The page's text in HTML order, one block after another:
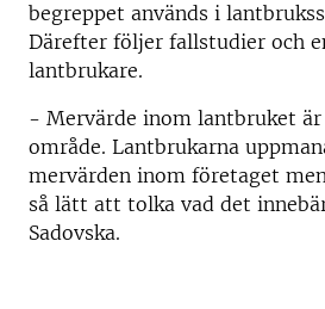
begreppet används i
Därefter följer fallstudier och
lantbrukare.
- Mervärde inom lantbruket
område. Lantbrukarna
mervärden inom företaget
så lätt att tolka vad det
Sadovska.